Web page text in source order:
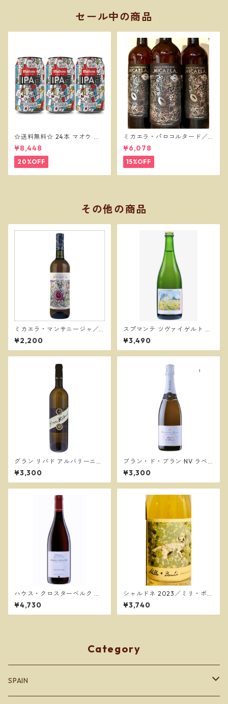
セール中の商品
☆送料無料☆ 24本 マオウ セ
ッションIPA 330缶 MAHOU
IPA
¥8,448
20%OFF
ミカエラ・パロコルタード／
ボデガスバロン
¥6,078
15%OFF
その他の商品
ミカエラ・マンサニージャ／
ボデガスバロン
¥2,200
スプマンテ ツヴァイゲルト ア
キ 2024／ドゥエ プンティ
¥3,490
グラン リバド アルバリーニョ
2024／トマダ デ カストロ
¥3,300
ブラン・ド・ブラン NV ラベ
ントス ／ラベントス イ ブ
ラン
¥3,300
ハウス・クロスターベルク ピ
ノノワール2022／ マーカス・
モリトール
¥4,730
シャルドネ 2023／ミリ・ボー
テ
¥3,740
Category
SPAIN